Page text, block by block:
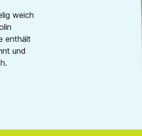
weich
enthält
und